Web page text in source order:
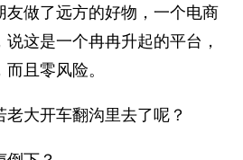
做了远方的好物，一个电商
这是一个冉冉升起的平台，
且零风险。
大开车翻沟里去了呢？